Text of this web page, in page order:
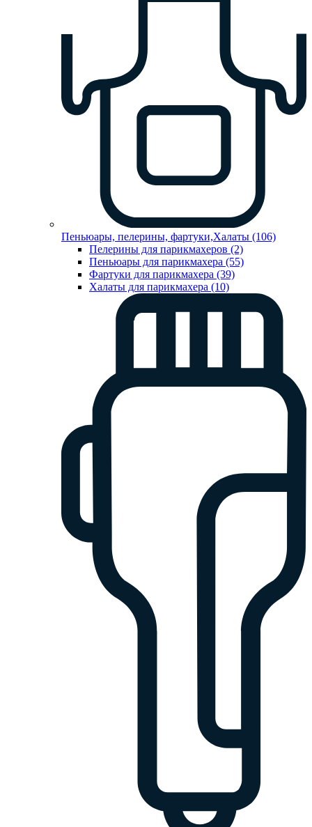
Пеньюары, пелерины, фартуки,Халаты (106)
Пелерины для парикмахеров (2)
Пеньюары для парикмахера (55)
Фартуки для парикмахера (39)
Халаты для парикмахера (10)